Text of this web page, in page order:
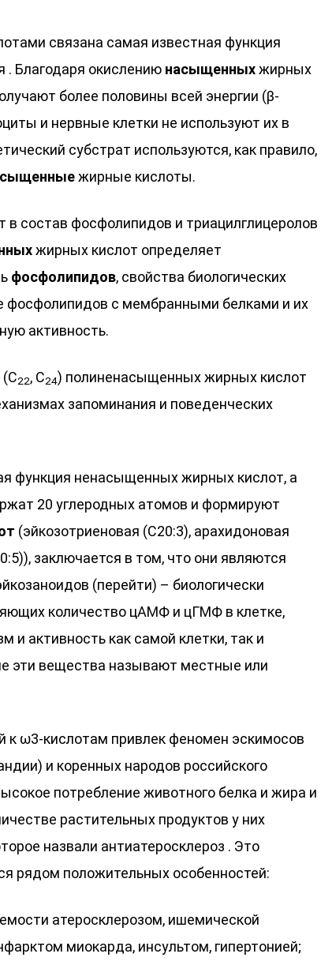
связана самая известная функция
. Благодаря окислению насыщенныхжирных
более половины всей энергии (β-
и нервные клетки не используют их в
субстрат используются, как правило,
жирные кислоты.
состав фосфолипидов и триацилглицеролов
жирных кислот определяет
фосфолипидов, свойства биологических
фосфолипидов с мембранными белками и их
активность.
(С22, С24) полиненасыщенных жирных кислот
запоминания и поведенческих
функция ненасыщенных жирных кислот, а
20 углеродных атомов и формируют
(эйкозотриеновая (С20:3), арахидоновая
заключается в том, что они являются
(перейти) – биологически
количество цАМФ и цГМФ в клетке,
и активность как самой клетки, так и
эти вещества называют местные или
к ω3-кислотам привлек феномен эскимосов
и коренных народов российского
потребление животного белка и жира и
растительных продуктов у них
назвали антиатеросклероз . Это
рядом положительных особенностей:
атеросклерозом, ишемической
миокарда, инсультом, гипертонией;